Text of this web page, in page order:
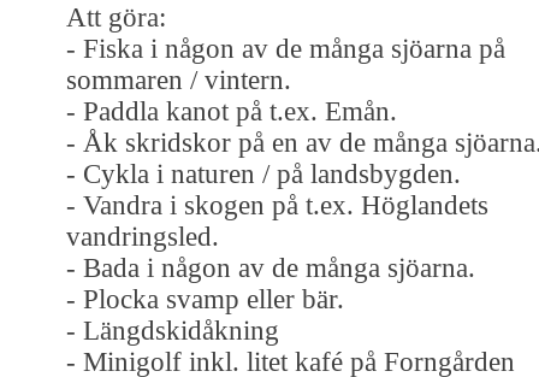
Att göra:
- Fiska i någon av de många sjöarna på
sommaren / vintern.
- Paddla kanot på t.ex. Emån.
- Åk skridskor på en av de många
- Cykla i naturen / på landsbygden.
- Vandra i skogen på t.ex. Höglandets
vandringsled.
- Bada i någon av de många sjöarna.
- Plocka svamp eller bär.
- Längdskidåkning
- Minigolf inkl. litet kafé på Forngården